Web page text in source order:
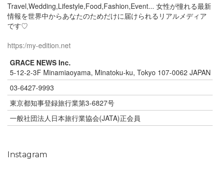
Travel,Wedding,Lifestyle,Food,Fashion,Event... 女性が憧れる最新
情報を世界中からあなたのためだけに届けられるリアルメディア
です♡
https:/my-edition.net
GRACE NEWS Inc.
5-12-2-3F Minamiaoyama, Minatoku-ku, Tokyo 107-0062 JAPAN
03-6427-9993
東京都知事登録旅行業第3-6827号
一般社団法人日本旅行業協会(JATA)正会員
Instagram